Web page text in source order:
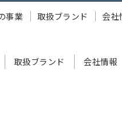
取扱ブランド 会社情報
事業 取扱ブランド 会社